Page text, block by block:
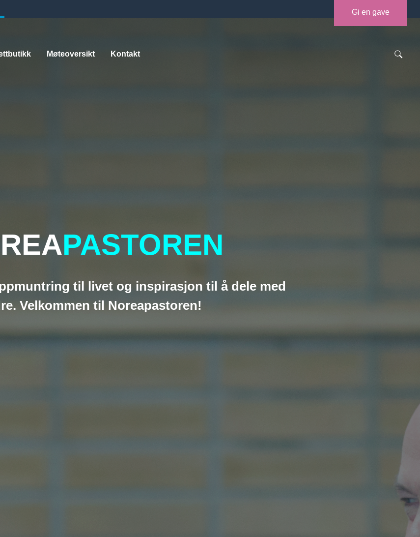
Gi en gave
Møteoversikt Kontakt
PASTOREN
til livet og inspirasjon til å dele med
Velkommen til Noreapastoren!